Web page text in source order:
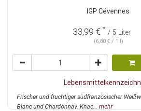
IGP Cévennes
33,99 € * / 5 Liter
(6,80 € / 1 l)
Frischer und fruchtiger südfranzösischer
Blanc und Chardonnay. Knac... mehr